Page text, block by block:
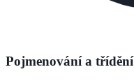
Pojmenování a třídění